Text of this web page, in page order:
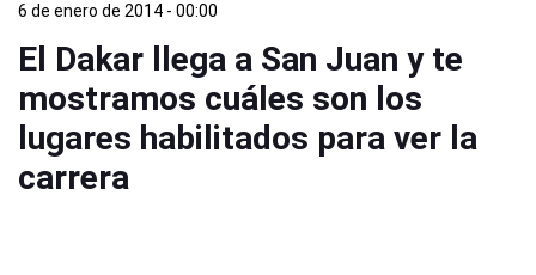
6 de enero de 2014 - 00:00
El Dakar llega a San Juan y te
mostramos cuáles son los
lugares habilitados para ver la
carrera